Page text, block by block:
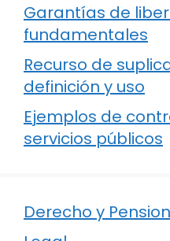
Garantías de
fundamentales
Recurso de
definición y uso
Ejemplos de
servicios públicos
Derecho y